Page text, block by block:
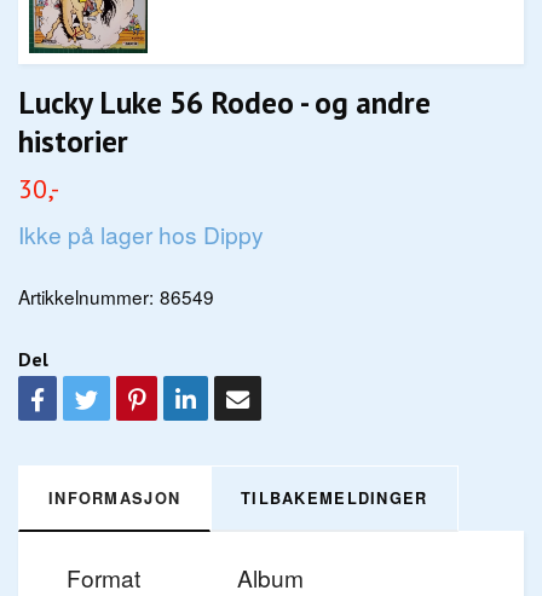
Lucky Luke 56 Rodeo - og andre
historier
30,-
Ikke på lager hos Dippy
Artikkelnummer: 86549
Del
INFORMASJON TILBAKEMELDINGER
Format
Album